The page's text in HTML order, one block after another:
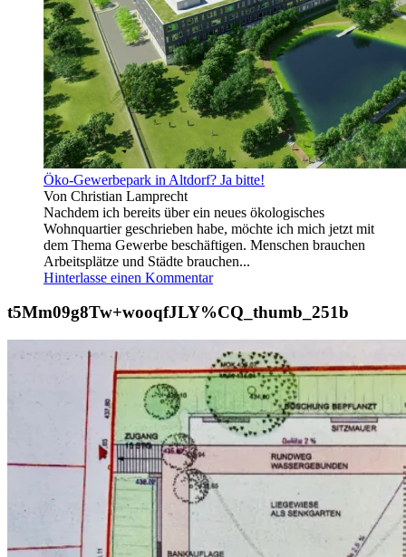
Öko-Gewerbepark in Altdorf? Ja bitte!
Von Christian Lamprecht
Nachdem ich bereits über ein neues ökologisches
Wohnquartier geschrieben habe, möchte ich mich jetzt mit
dem Thema Gewerbe beschäftigen. Menschen brauchen
Arbeitsplätze und Städte brauchen...
Hinterlasse einen Kommentar
t5Mm09g8Tw+wooqfJLY%CQ_thumb_251b